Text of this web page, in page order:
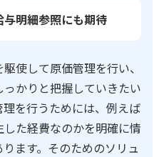
明細参照にも期待
使して原価管理を行い、
かりと把握していきたい
を行うためには、例えば
た経費なのかを明確に情
ます。そのためのソリュ